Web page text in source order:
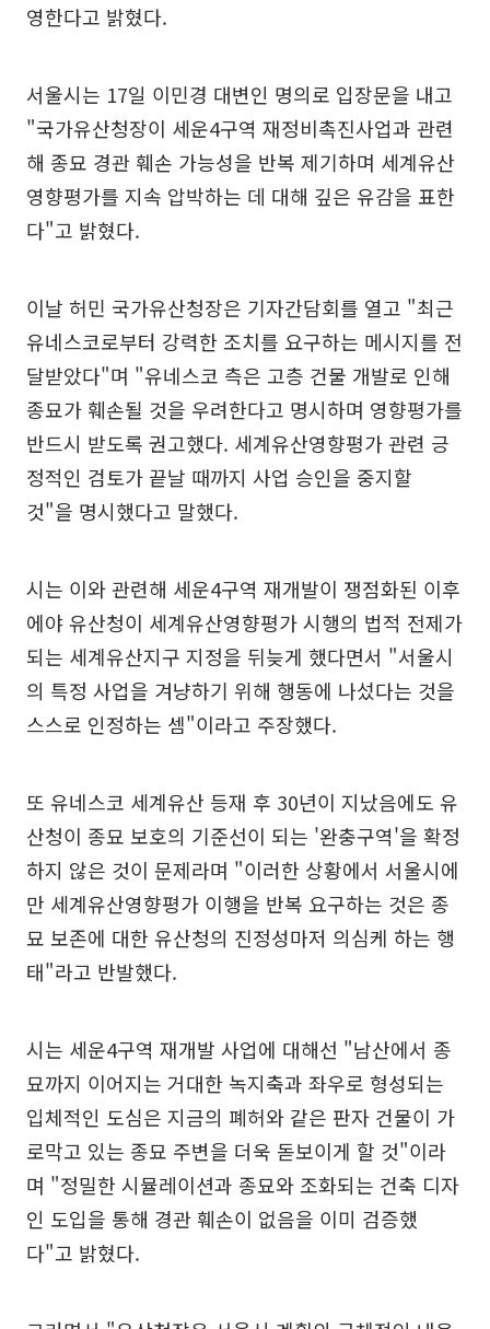
영한다고 밝혔다.
서울시는 17일 이민경 대변인 명의로 입장문을 내고
"국가유산청장이 세운4구역 재정비촉진사업과 관련
해 종묘 경관 훼손 가능성을 반복 제기하며 세계유산
영향평가를 지속 압박하는 데 대해 깊은 유감을 표한
다"고 밝혔다.
이날 허민 국가유산청장은 기자간담회를 열고 "최근
유네스코로부터 강력한 조치를 요구하는 메시지를 전
달받았다"며 "유네스코 측은 고층 건물 개발로 인해
종묘가 훼손될 것을 우려한다고 명시하며 영향평가를
반드시 받도록 권고했다. 세계유산영향평가 관련 긍
정적인 검토가 끝날 때까지 사업 승인을 중지할
것"을 명시했다고 말했다.
시는 이와 관련해 세운4구역 재개발이 쟁점화된 이후
에야 유산청이 세계유산영향평가 시행의 법적 전제가
되는 세계유산지구 지정을 뒤늦게 했다면서 "서울시
의 특정 사업을 겨냥하기 위해 행동에 나섰다는 것을
스스로 인정하는 셈"이라고 주장했다.
또 유네스코 세계유산 등재 후 30년이 지났음에도 유
산청이 종묘 보호의 기준선이 되는 '완충구역'을 확정
하지 않은 것이 문제라며 "이러한 상황에서 서울시에
만 세계유산영향평가 이행을 반복 요구하는 것은 종
묘 보존에 대한 유산청의 진정성마저 의심케 하는 행
태"라고 반발했다.
시는 세운4구역 재개발 사업에 대해선 "남산에서 종
묘까지 이어지는 거대한 녹지축과 좌우로 형성되는
입체적인 도심은 지금의 폐허와 같은 판자 건물이 가
로막고 있는 종묘 주변을 더욱 돋보이게 할 것"이라
며 "정밀한 시뮬레이션과 종묘와 조화되는 건축 디자
인 도입을 통해 경관 훼손이 없음을 이미 검증했
다"고 밝혔다.